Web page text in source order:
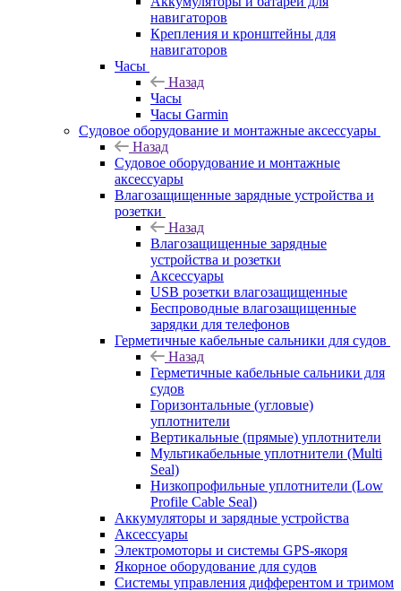
навигаторов
Крепления и кронштейны для
навигаторов
Часы
Назад
Часы
Часы Garmin
Судовое оборудование и монтажные аксессуары
Назад
Судовое оборудование и монтажные
аксессуары
Влагозащищенные зарядные устройства и
розетки
Назад
Влагозащищенные зарядные
устройства и розетки
Аксессуары
USB розетки влагозащищенные
Беспроводные влагозащищенные
зарядки для телефонов
Герметичные кабельные сальники для судов
Назад
Герметичные кабельные сальники для
судов
Горизонтальные (угловые)
уплотнители
Вертикальные (прямые) уплотнители
Мультикабельные уплотнители (Multi
Seal)
Низкопрофильные уплотнители (Low
Profile Cable Seal)
Аккумуляторы и зарядные устройства
Аксессуары
Электромоторы и системы GPS-якоря
Якорное оборудование для судов
Системы управления дифферентом и тримом